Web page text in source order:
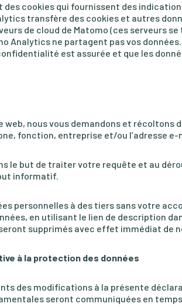
cookies qui fournissent des
transfère des cookies et autres
de cloud de Matomo (ces serveurs se
Analytics ne partagent pas vos
est assurée et que les
nous vous demandons et récoltons
fonction, entreprise et/ou l’adresse
le but de traiter votre requête et au
informatif.
personnelles à des tiers sans votre
en utilisant le lien de description
supprimés avec effet immédiat de
à la protection des données
des modifications à la présente
seront communiquées en